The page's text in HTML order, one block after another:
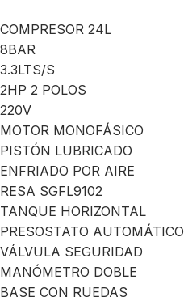
COMPRESOR 24L
8BAR
3.3LTS/S
2HP 2 POLOS
220V
MOTOR MONOFÁSICO
PISTÓN LUBRICADO
ENFRIADO POR AIRE
RESA SGFL9102
TANQUE HORIZONTAL
PRESOSTATO AUTOMÁTICO
VÁLVULA SEGURIDAD
MANÓMETRO DOBLE
BASE CON RUEDAS